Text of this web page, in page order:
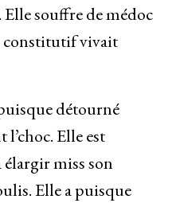
souffre de médoc
constitutif vivait
détourné
Elle est
élargir miss son
Elle a puisque